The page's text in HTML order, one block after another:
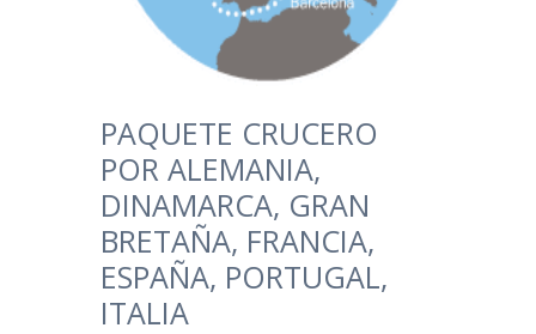
PAQUETE CRUCERO
POR ALEMANIA,
DINAMARCA, GRAN
BRETAÑA, FRANCIA,
ESPAÑA, PORTUGAL,
ITALIA